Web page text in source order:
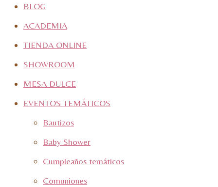
BLOG
ACADEMIA
TIENDA ONLINE
SHOWROOM
MESA DULCE
EVENTOS TEMÁTICOS
Bautizos
Baby Shower
Cumpleaños temáticos
Comuniones